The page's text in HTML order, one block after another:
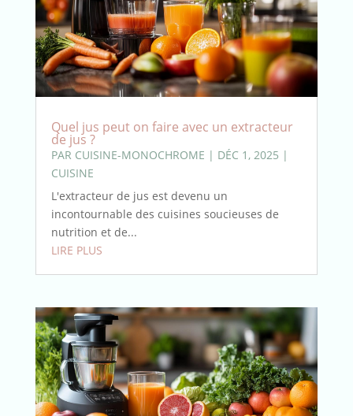
Quel jus peut on faire avec un extracteur
de jus ?
PAR CUISINE-MONOCHROME | DÉC 1, 2025 |
CUISINE
L'extracteur de jus est devenu un
incontournable des cuisines soucieuses de
nutrition et de...
LIRE PLUS